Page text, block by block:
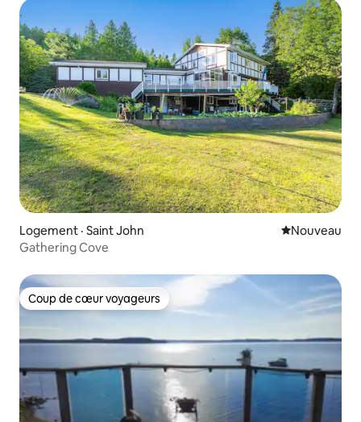
Logement · Saint John Nouvel
Nouveau
Gathering Cove
Coup de cœur voyageurs
Coup de cœur voyageurs